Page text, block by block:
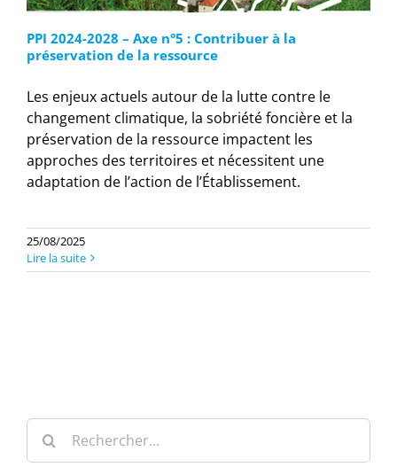
PPI 2024-2028 – Axe n°5 : Contribuer à la
préservation de la ressource
Les enjeux actuels autour de la lutte contre le
changement climatique, la sobriété foncière et la
préservation de la ressource impactent les
approches des territoires et nécessitent une
adaptation de l’action de l’Établissement.
25/08/2025
Lire la suite
Rechercher: